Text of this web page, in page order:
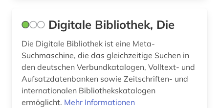
bürger (1)
bürgerfamilie (1)
casa monzino (1)
Digitale Bibliothek, Die
Die Digitale Bibliothek ist eine Meta-
Suchmaschine, die das gleichzeitige Suchen in
den deutschen Verbundkatalogen, Volltext- und
Aufsatzdatenbanken sowie Zeitschriften- und
internationalen Bibliothekskatalogen
ermöglicht. Mehr Informationen